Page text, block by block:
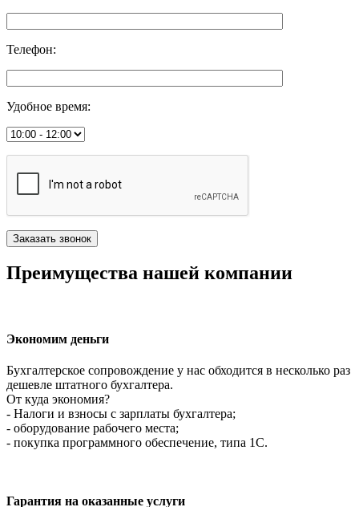
Телефон:
Удобное время:
Преимущества нашей компании
Экономим деньги
Бухгалтерское сопровождение у нас обходится в несколько раз
дешевле штатного бухгалтера.
От куда экономия?
- Налоги и взносы с зарплаты бухгалтера;
- оборудование рабочего места;
- покупка программного обеспечение, типа 1С.
Гарантия на оказанные услуги